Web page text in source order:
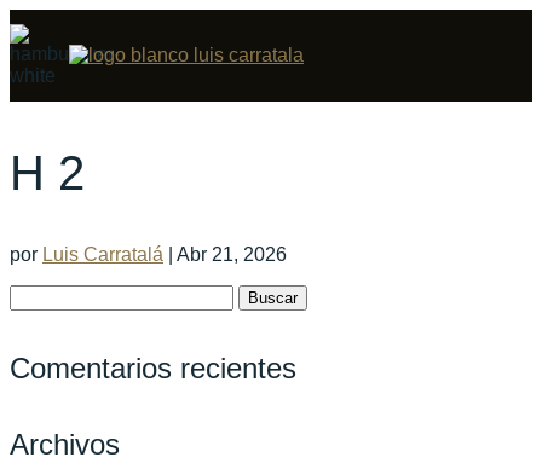
H 2
por Luis Carratalá
Abr 21, 2026
Comentarios recientes
Archivos